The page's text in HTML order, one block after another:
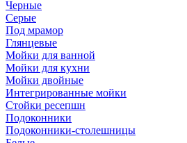
Черные
Серые
Под мрамор
Глянцевые
Мойки для ванной
Мойки для кухни
Мойки двойные
Интегрированные мойки
Стойки ресепшн
Подоконники
Подоконники-столешницы